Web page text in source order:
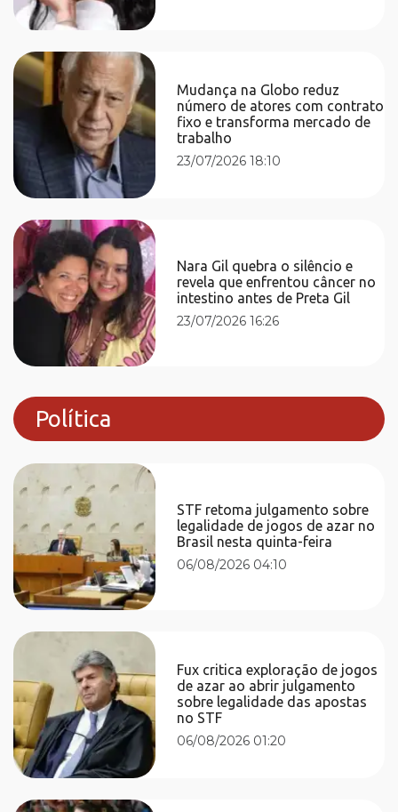
Mudança na Globo reduz
número de atores com contrato
fixo e transforma mercado de
trabalho
23/07/2026 18:10
Nara Gil quebra o silêncio e
revela que enfrentou câncer no
intestino antes de Preta Gil
23/07/2026 16:26
Política
STF retoma julgamento sobre
legalidade de jogos de azar no
Brasil nesta quinta-feira
06/08/2026 04:10
Fux critica exploração de jogos
de azar ao abrir julgamento
sobre legalidade das apostas
no STF
06/08/2026 01:20